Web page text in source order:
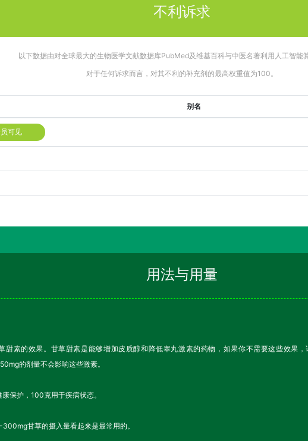
不利诉求
以下数据由对全球最大的生物医学文献数据库PubMed及维基百科与中医名著利用人工智能
对于任何诉求而言，对其不利的补充剂的最高权重值为100。
别名
可见
用法与用量
甜素的效果。甘草甜素是能够增加皮质醇和降低睾丸激素的药物，如果你不需要这些效果
的剂量不会影响这些激素。
保护，100克用于疾病状态。
甘草的摄入量看起来是最常用的。